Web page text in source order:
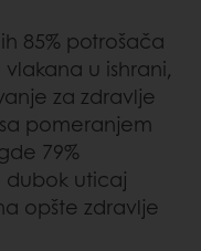
85% potrošača
u ishrani,
za zdravlje
pomeranjem
79%
dubok uticaj
opšte zdravlje